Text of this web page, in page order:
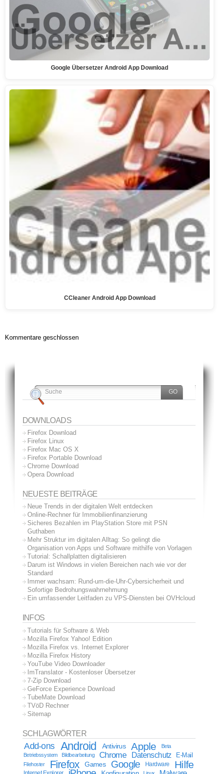
Google Übersetzer Android App Download
CCleaner Android App Download
Kommentare geschlossen
DOWNLOADS
Firefox Download
Firefox Linux
Firefox Mac OS X
Firefox Portable Download
Chrome Download
Opera Download
NEUESTE BEITRÄGE
Neue Trends in der digitalen Welt entdecken
Online-Rechner für Immobilienfinanzierung
Sicheres Bezahlen im PlayStation Store mit PSN
Guthaben
Mehr Struktur im digitalen Alltag: So gelingt die
Organisation von Apps und Software mithilfe von Vorlagen
Tutorial: Schallplatten digitalisieren
Darum ist Windows in vielen Bereichen nach wie vor der
Standard
Immer wachsam: Rund-um-die-Uhr-Cybersicherheit und
Sofortige Bedrohungswahrnehmung
Ein umfassender Leitfaden zu VPS-Diensten bei OVHcloud
INFOS
Tutorials für Software & Web
Mozilla Firefox Yahoo! Edition
Mozilla Firefox vs. Internet Explorer
Mozilla Firefox History
YouTube Video Downloader
ImTranslator - Kostenloser Übersetzer
7-Zip Download
GeForce Experience Download
TubeMate Download
TVöD Rechner
Sitemap
SCHLAGWÖRTER
Add-ons Android Antivirus Apple
Beta
Betriebssystem
Bildbearbeitung Chrome Datenschutz E-Mail
Filehoster Firefox Games Google Hardware Hilfe